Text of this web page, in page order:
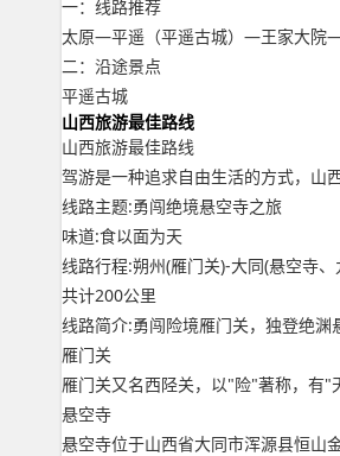
一：线路推荐
太原—平遥（平遥古城）—王家大院
二：沿途景点
平遥古城
山西旅游最佳路线
山西旅游最佳路线
驾游是一种追求自由生活的方式，山
线路主题:勇闯绝境悬空寺之旅
味道:食以面为天
线路行程:朔州(雁门关)-大同(悬空寺、
共计200公里
线路简介:勇闯险境雁门关，独登绝渊
雁门关
雁门关又名西陉关，以"险"著称，有"
悬空寺
悬空寺位于山西省大同市浑源县恒山